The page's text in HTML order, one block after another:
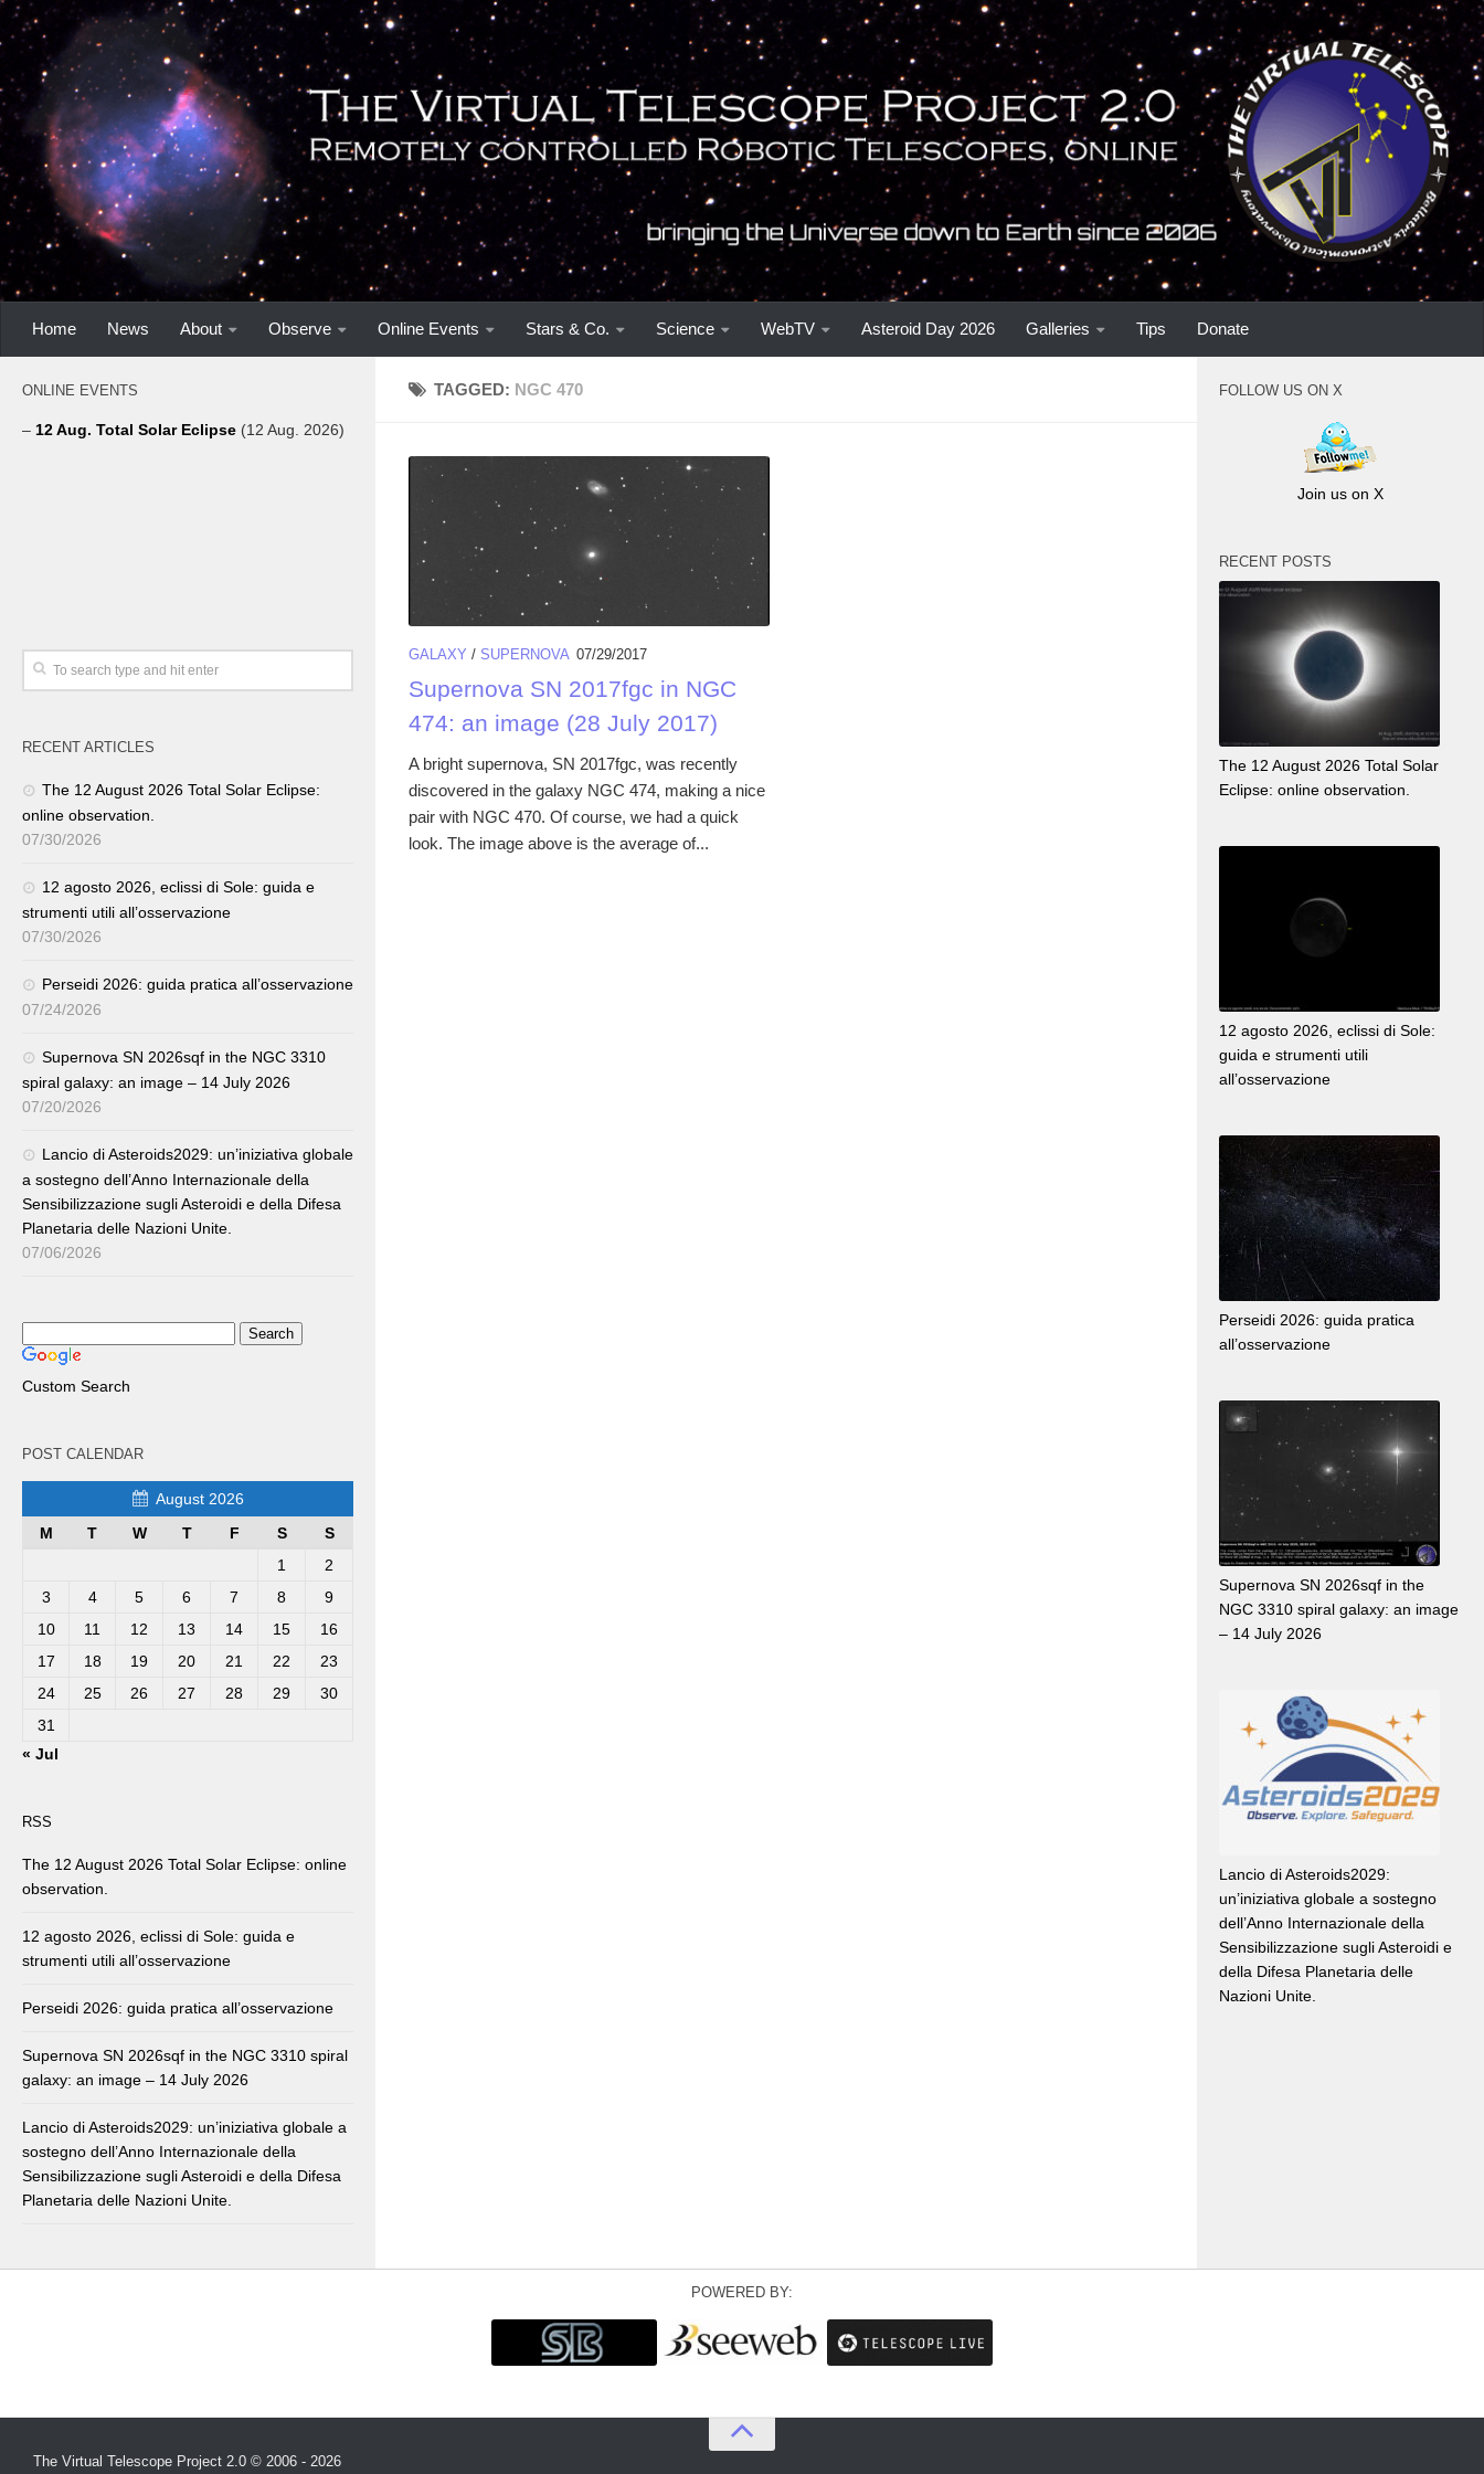
Home News About Observe Online Events Stars & Co. Science WebTV Asteroid Day 2026 Galleries Tips Donate
TAGGED: NGC 470
GALAXY / SUPERNOVA 07/29/2017
Supernova SN 2017fgc in NGC
474: an image (28 July 2017)
A bright supernova, SN 2017fgc, was recently
discovered in the galaxy NGC 474, making a nice
pair with NGC 470. Of course, we had a quick
look. The image above is the average of...
ONLINE EVENTS
– 12 Aug. Total Solar Eclipse (12 Aug. 2026)
RECENT ARTICLES
The 12 August 2026 Total Solar Eclipse:
online observation.
07/30/2026
12 agosto 2026, eclissi di Sole: guida e
strumenti utili all’osservazione
07/30/2026
Perseidi 2026: guida pratica all’osservazione
07/24/2026
Supernova SN 2026sqf in the NGC 3310
spiral galaxy: an image – 14 July 2026
07/20/2026
Lancio di Asteroids2029: un’iniziativa globale
a sostegno dell’Anno Internazionale della
Sensibilizzazione sugli Asteroidi e della Difesa
Planetaria delle Nazioni Unite.
07/06/2026
Custom Search
POST CALENDAR
August 2026
M
T W T F S
S
1
2
3
4 5 6 7 8
9
10
11 12 13 14 15
16
17
18 19 20 21 22
23
24
25 26 27 28 29
30
31
« Jul
RSS
The 12 August 2026 Total Solar Eclipse: online
observation.
12 agosto 2026, eclissi di Sole: guida e
strumenti utili all’osservazione
Perseidi 2026: guida pratica all’osservazione
Supernova SN 2026sqf in the NGC 3310 spiral
galaxy: an image – 14 July 2026
Lancio di Asteroids2029: un’iniziativa globale a
sostegno dell’Anno Internazionale della
Sensibilizzazione sugli Asteroidi e della Difesa
Planetaria delle Nazioni Unite.
FOLLOW US ON X
Join us on X
RECENT POSTS
The 12 August 2026 Total Solar
Eclipse: online observation.
12 agosto 2026, eclissi di Sole:
guida e strumenti utili
all’osservazione
Perseidi 2026: guida pratica
all’osservazione
Supernova SN 2026sqf in the
NGC 3310 spiral galaxy: an image
– 14 July 2026
Lancio di Asteroids2029:
un’iniziativa globale a sostegno
dell’Anno Internazionale della
Sensibilizzazione sugli Asteroidi e
della Difesa Planetaria delle
Nazioni Unite.
POWERED BY:
The Virtual Telescope Project 2.0 © 2006 - 2026